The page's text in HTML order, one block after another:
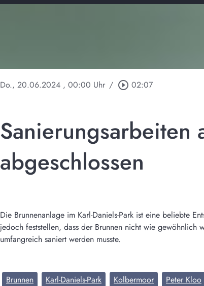
Do., 20.06.2024 , 00:00 Uhr / play_circle_outline 02:07
Sanierungsarbeiten
abgeschlossen
Die Brunnenanlage im Karl-Daniels-Park ist eine beliebte
jedoch feststellen, dass der Brunnen nicht wie
umfangreich saniert werden musste.
Brunnen Karl-Daniels-Park Kolbermoor Peter Kloo